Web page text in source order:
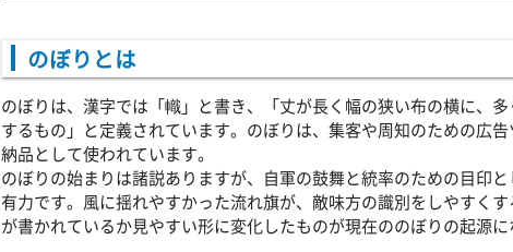
のぼりとは
のぼりは、漢字では「幟」と書き、「丈が長く幅の狭い布の横に、
するもの」と定義されています。のぼりは、集客や周知のための広
納品として使われています。
のぼりの始まりは諸説ありますが、自軍の鼓舞と統率のための目印
有力です。風に揺れやすかった流れ旗が、敵味方の識別をしやすく
が書かれているか見やすい形に変化したものが現在ののぼりの起源